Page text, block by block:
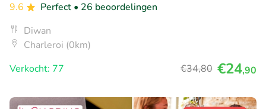
9.6
Perfect • 26 beoordelingen
Diwan
Charleroi (0km)
Verkocht: 77
€34,80 €24,90